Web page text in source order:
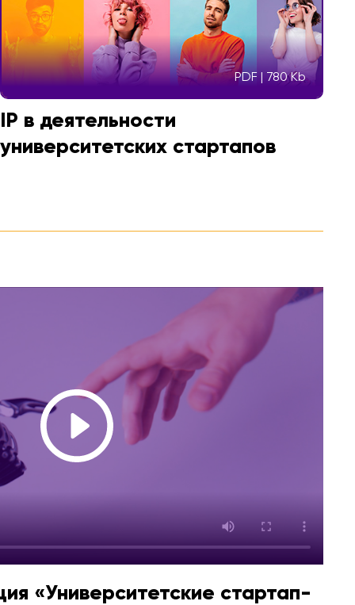
PDF | 780 Kb
IP в деятельности
университетских стартапов
«Университетские стартап-